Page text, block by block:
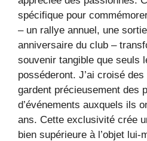
spécifique pour
– un rallye annuel, une
anniversaire du club –
souvenir tangible que seuls
posséderont. J’ai croisé
gardent précieusement des
d’événements auxquels ils
ans. Cette exclusivité crée
bien supérieure à l’objet lui-